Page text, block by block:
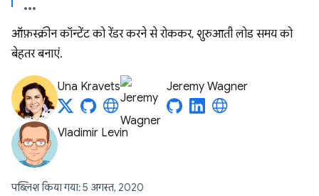
ऑफ़स्क्रीन कॉन्टेंट को रेंडर करने से रोककर, शुरुआती लोड समय को
बेहतर बनाएं.
Una Kravets Jeremy Wagner
Vladimir Levin
पब्लिश किया गया: 5 अगस्त, 2020